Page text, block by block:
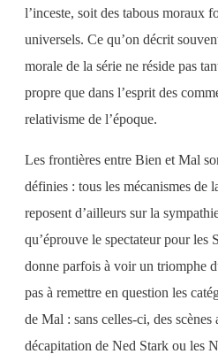
l’inceste, soit des tabous moraux
universels. Ce qu’on décrit
morale de la série ne réside pas
propre que dans l’esprit des
relativisme de l’époque.
Les frontières entre Bien et Mal
définies : tous les mécanismes de
reposent d’ailleurs sur la
qu’éprouve le spectateur pour les
donne parfois à voir un triomphe
pas à remettre en question les
de Mal : sans celles-ci, des scènes
décapitation de Ned Stark ou les